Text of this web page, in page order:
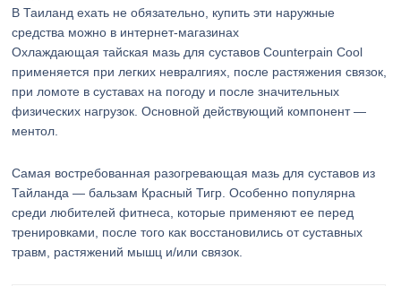
В Таиланд ехать не обязательно, купить эти наружные
средства можно в интернет-магазинах
Охлаждающая тайская мазь для суставов Counterpain Cool
применяется при легких невралгиях, после растяжения связок,
при ломоте в суставах на погоду и после значительных
физических нагрузок. Основной действующий компонент —
ментол.
Самая востребованная разогревающая мазь для суставов из
Тайланда — бальзам Красный Тигр. Особенно популярна
среди любителей фитнеса, которые применяют ее перед
тренировками, после того как восстановились от суставных
травм, растяжений мышц и/или связок.